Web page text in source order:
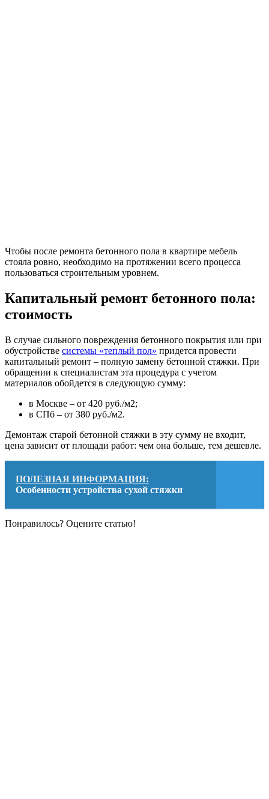
Чтобы после ремонта бетонного пола в квартире мебель
стояла ровно, необходимо на протяжении всего процесса
пользоваться строительным уровнем.
Капитальный ремонт бетонного пола:
стоимость
В случае сильного повреждения бетонного покрытия или при
обустройстве системы «теплый пол» придется провести
капитальный ремонт – полную замену бетонной стяжки. При
обращении к специалистам эта процедура с учетом
материалов обойдется в следующую сумму:
в Москве – от 420 руб./м2;
в СПб – от 380 руб./м2.
Демонтаж старой бетонной стяжки в эту сумму не входит,
цена зависит от площади работ: чем она больше, тем дешевле.
ПОЛЕЗНАЯ ИНФОРМАЦИЯ:
Особенности устройства сухой стяжки
Понравилось? Оцените статью!